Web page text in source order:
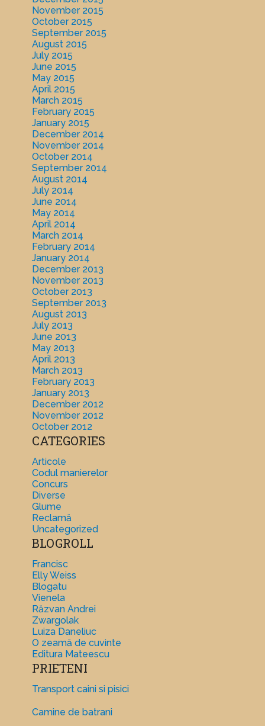
November 2015
October 2015
September 2015
August 2015
July 2015
June 2015
May 2015
April 2015
March 2015
February 2015
January 2015
December 2014
November 2014
October 2014
September 2014
August 2014
July 2014
June 2014
May 2014
April 2014
March 2014
February 2014
January 2014
December 2013
November 2013
October 2013
September 2013
August 2013
July 2013
June 2013
May 2013
April 2013
March 2013
February 2013
January 2013
December 2012
November 2012
October 2012
CATEGORIES
Articole
Codul manierelor
Concurs
Diverse
Glume
Reclamă
Uncategorized
BLOGROLL
Francisc
Elly Weiss
Blogatu
Vienela
Răzvan Andrei
Zwargolak
Luiza Daneliuc
O zeamă de cuvinte
Editura Mateescu
PRIETENI
Transport caini si pisici
Camine de batrani